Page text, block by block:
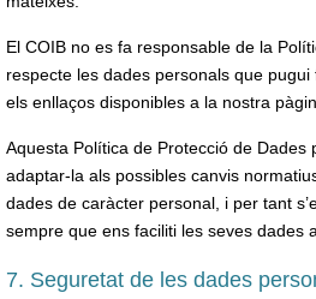
El COIB no es fa responsable de la
respecte les dades personals que
els enllaços disponibles a la nostra
Aquesta Política de Protecció de Dades
adaptar-la als possibles canvis
dades de caràcter personal, i per tant
sempre que ens faciliti les seves dades
7. Seguretat de les dades